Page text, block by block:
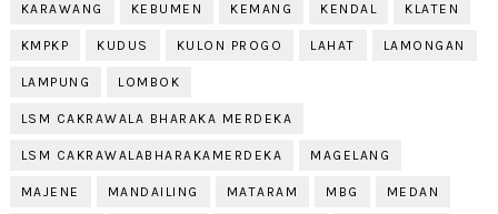
KARAWANG KEBUMEN KEMANG KENDAL KLATEN
KMPKP KUDUS KULON PROGO LAHAT LAMONGAN
LAMPUNG LOMBOK
LSM CAKRAWALA BHARAKA MERDEKA
LSM CAKRAWALABHARAKAMERDEKA MAGELANG
MAJENE MANDAILING MATARAM MBG MEDAN